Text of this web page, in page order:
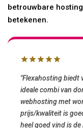
betrouwbare
betekenen.
"snelle en
altijd AAN (:
met de grote
met de